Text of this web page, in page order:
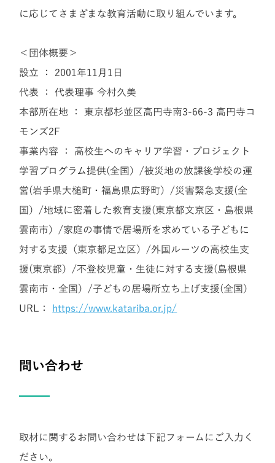
に応じてさまざまな教育活動に取り組んでいます。
＜団体概要＞
設立 ：
2001 年11 月 1 日
代表 ： 代表理事 今村久美
本部所在地 ： 東京都杉並区高円寺南3-66-3 高円寺コ
モンズ2F
事業内容 ： 高校生へのキャリア学習・プロジェクト
学習プログラム提供(全国）/被災地の放課後学校の運
営(岩手県大槌町・福島県広野町）/災害緊急支援(全
国）/地域に密着した教育支援(東京都文京区・島根県
雲南市）/家庭の事情で居場所を求めている子どもに
対する支援（東京都足立区）/外国ルーツの高校生支
援(東京都）/不登校児童・生徒に対する支援(島根県
雲南市・全国）/子どもの居場所立ち上げ支援(全国）
URL：
https://www.katariba.or.jp/
問い合わせ
取材に関するお問い合わせは下記フォームにご入力く
ださい。